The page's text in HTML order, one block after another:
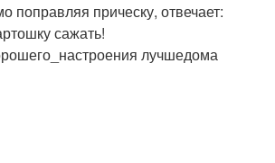
поправляя прическу, отвечает:
сажать!
лучшедома